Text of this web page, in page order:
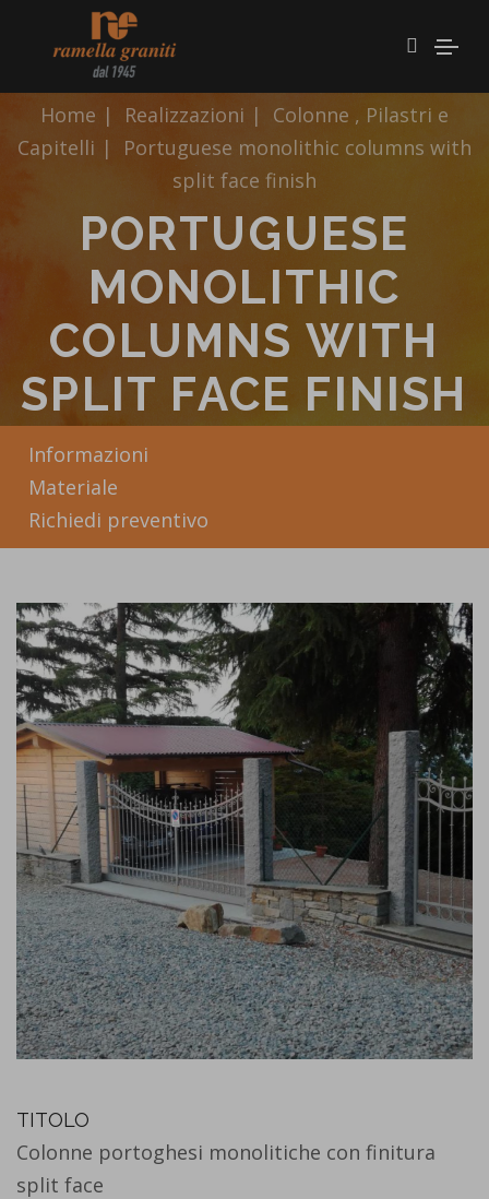
Home | Realizzazioni |
Colonne , Pilastri e
Capitelli |
Portuguese monolithic columns with
split face finish
PORTUGUESE
MONOLITHIC
COLUMNS WITH
SPLIT FACE FINISH
Informazioni
Materiale
Richiedi preventivo
TITOLO
Colonne portoghesi monolitiche con finitura
split face